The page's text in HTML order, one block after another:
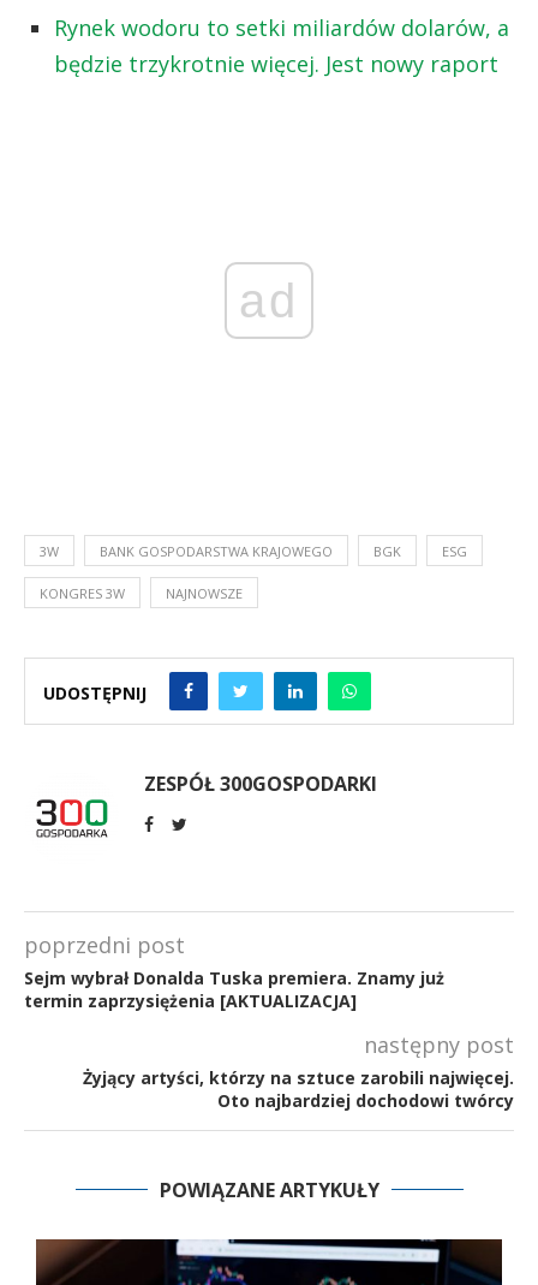
Rynek wodoru to setki miliardów dolarów, a
będzie trzykrotnie więcej. Jest nowy raport
ad
3W BANK GOSPODARSTWA KRAJOWEGO BGK ESG
KONGRES 3W NAJNOWSZE
UDOSTĘPNIJ
ZESPÓŁ 300GOSPODARKI
poprzedni post
Sejm wybrał Donalda Tuska premiera. Znamy już
termin zaprzysiężenia [AKTUALIZACJA]
następny post
Żyjący artyści, którzy na sztuce zarobili najwięcej.
Oto najbardziej dochodowi twórcy
POWIĄZANE ARTYKUŁY